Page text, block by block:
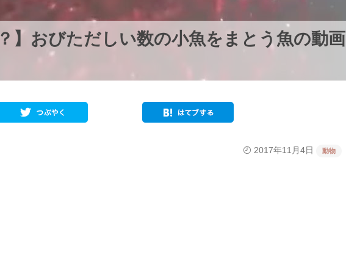
】おびただしい数の小魚をまとう魚の動画
2017年11月4日 動物